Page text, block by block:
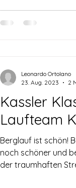
Kassler
Laufteam
Berglauf ist schön!
noch schöner und
der traumhaften
Leonardo Ortolano
23. Aug. 2023
2